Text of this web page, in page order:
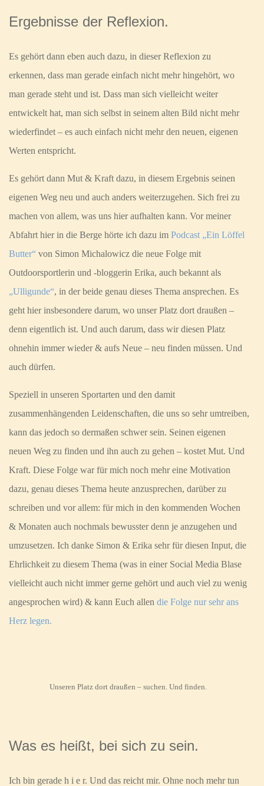
Ergebnisse der Reflexion.
Es gehört dann eben auch dazu, in dieser Reflexion zu
erkennen, dass man gerade einfach nicht mehr hingehört, wo
man gerade steht und ist. Dass man sich vielleicht weiter
entwickelt hat, man sich selbst in seinem alten Bild nicht mehr
wiederfindet – es auch einfach nicht mehr den neuen, eigenen
Werten entspricht.
Es gehört dann Mut & Kraft dazu, in diesem Ergebnis seinen
eigenen Weg neu und auch anders weiterzugehen. Sich frei zu
machen von allem, was uns hier aufhalten kann. Vor meiner
Abfahrt hier in die Berge hörte ich dazu im Podcast „Ein Löffel
Butter“ von Simon Michalowicz die neue Folge mit
Outdoorsportlerin und -bloggerin Erika, auch bekannt als
„Ulligunde“, in der beide genau dieses Thema ansprechen. Es
geht hier insbesondere darum, wo unser Platz dort draußen –
denn eigentlich ist. Und auch darum, dass wir diesen Platz
ohnehin immer wieder & aufs Neue – neu finden müssen. Und
auch dürfen.
Speziell in unseren Sportarten und den damit
zusammenhängenden Leidenschaften, die uns so sehr umtreiben,
kann das jedoch so dermaßen schwer sein. Seinen eigenen
neuen Weg zu finden und ihn auch zu gehen – kostet Mut. Und
Kraft. Diese Folge war für mich noch mehr eine Motivation
dazu, genau dieses Thema heute anzusprechen, darüber zu
schreiben und vor allem: für mich in den kommenden Wochen
& Monaten auch nochmals bewusster denn je anzugehen und
umzusetzen. Ich danke Simon & Erika sehr für diesen Input, die
Ehrlichkeit zu diesem Thema (was in einer Social Media Blase
vielleicht auch nicht immer gerne gehört und auch viel zu wenig
angesprochen wird) & kann Euch allen die Folge nur sehr ans
Herz legen.
Unseren Platz dort draußen – suchen. Und finden.
Was es heißt, bei sich zu sein.
Ich bin gerade h i e r. Und das reicht mir. Ohne noch mehr tun